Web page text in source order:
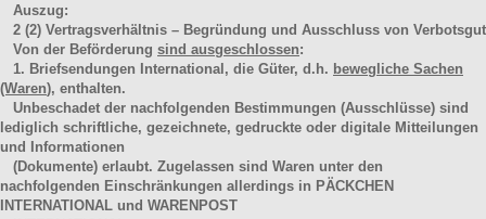
Auszug:
2 (2) Vertragsverhältnis – Begründung und Ausschluss von Verbotsgut
Von der Beförderung sind ausgeschlossen:
1. Briefsendungen International, die Güter, d.h. bewegliche Sachen
(Waren), enthalten.
Unbeschadet der nachfolgenden Bestimmungen (Ausschlüsse) sind
lediglich schriftliche, gezeichnete, gedruckte oder digitale Mitteilungen
und Informationen
(Dokumente) erlaubt. Zugelassen sind Waren unter den
nachfolgenden Einschränkungen allerdings in PÄCKCHEN
INTERNATIONAL und WARENPOST